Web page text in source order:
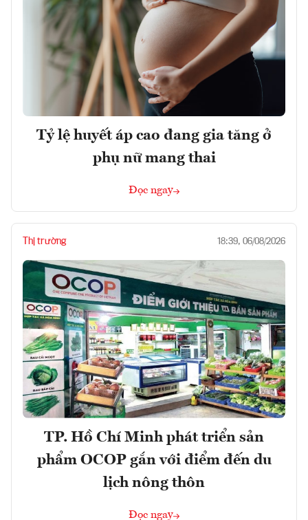
Tỷ lệ huyết áp cao đang gia tăng ở
phụ nữ mang thai
Đọc ngay
Thị trường 18:39, 06/08/2026
TP. Hồ Chí Minh phát triển sản
phẩm OCOP gắn với điểm đến du
lịch nông thôn
Đọc ngay